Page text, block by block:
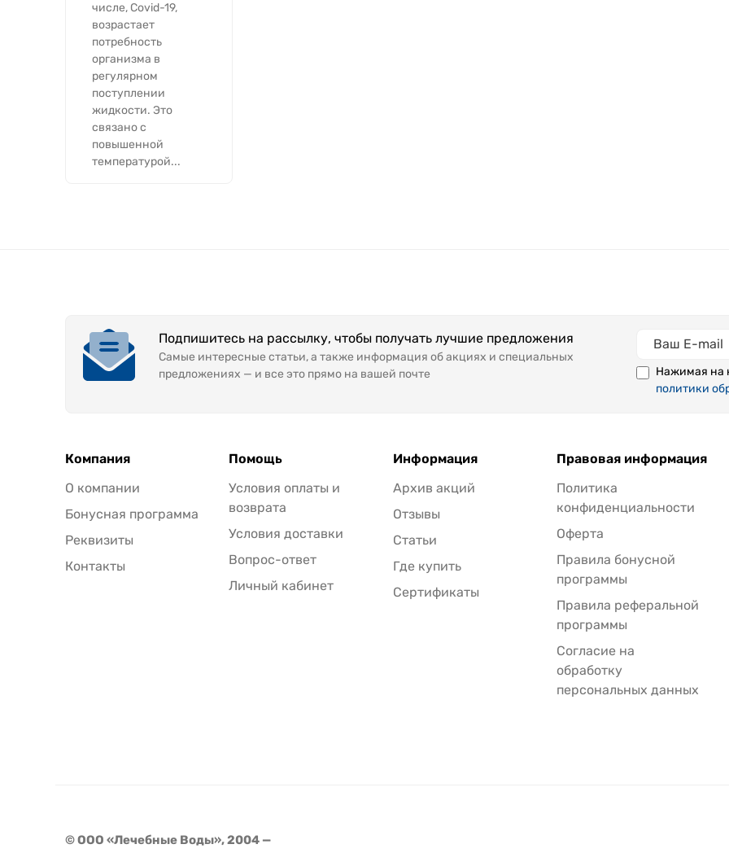
числе, Covid-19,
возрастает
потребность
организма в
регулярном
поступлении
жидкости. Это
связано с
повышенной
температурой...
Подпишитесь на рассылку, чтобы получать лучшие предложения
Самые интересные статьи, а также информация об акциях и специальных
предложениях — и все это прямо на вашей почте
Нажимая на
политики
Компания
О компании
Бонусная программа
Реквизиты
Контакты
Помощь
Условия оплаты и
возврата
Условия доставки
Вопрос-ответ
Личный кабинет
Информация
Архив акций
Отзывы
Статьи
Где купить
Сертификаты
Правовая информация
Политика
конфиденциальности
Оферта
Правила бонусной
программы
Правила реферальной
программы
Согласие на
обработку
персональных данных
© ООО «Лечебные Воды», 2004 —